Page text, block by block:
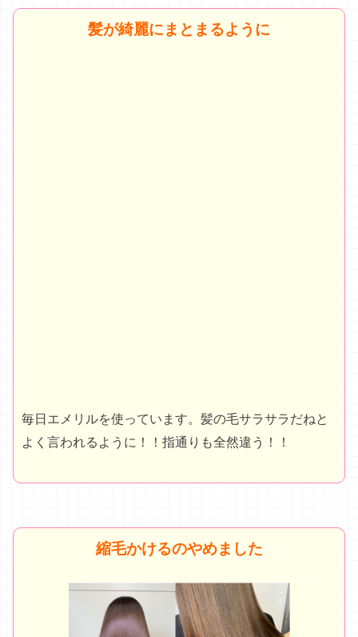
髪が綺麗にまとまるように
縮毛かけるのやめました